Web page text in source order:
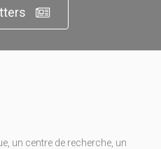
un centre de recherche, un